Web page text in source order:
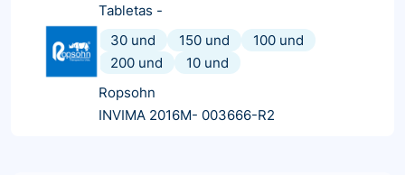
Tabletas -
30 und
150 und
100 und
200 und
10 und
Ropsohn
INVIMA 2016M- 003666-R2